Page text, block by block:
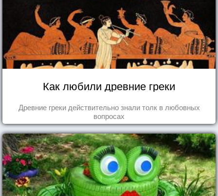
Как любили древние греки
Древние греки действительно знали толк в любовных
вопросах